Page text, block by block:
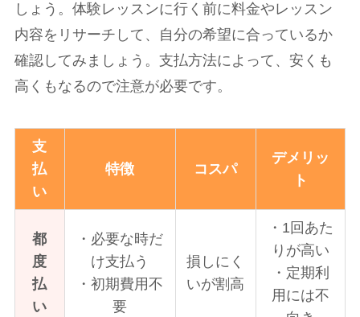
しょう。体験レッスンに行く前に料金やレッスン
内容をリサーチして、自分の希望に合っているか
確認してみましょう。支払方法によって、安くも
高くもなるので注意が必要です。
支
払
い
特徴 コスパ
デメリッ
ト
都
度
払
い
・必要な時だ
け支払う
・初期費用不
要
損しにく
いが割高
・1回あた
りが高い
・定期利
用には不